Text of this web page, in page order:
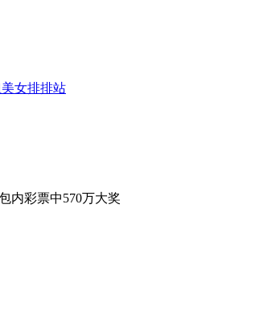
女排排站
目<飞轮炫技>
彩票中570万大奖